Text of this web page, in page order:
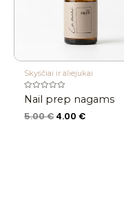
Skysčiai ir aliejukai
Įvertinimas:
0
5
Nail prep nagams
5.00€ 4.00 €